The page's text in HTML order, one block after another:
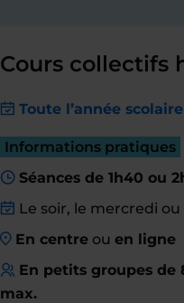
Cours collectifs
Toute l’année scolaire
Informations pratiques
Séances de 1h40 ou
Le soir, le mercredi
En centre ouen ligne
En petits groupes de
max.